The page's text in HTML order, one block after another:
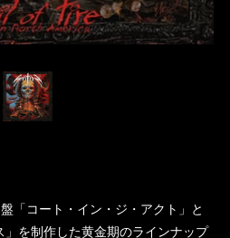
「コート・イン・ジ・アクト」と
を制作した黄金期のラインナップ